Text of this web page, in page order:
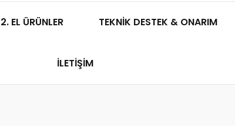
2. EL ÜRÜNLER TEKNIK DESTEK & ONARIM
İLETIŞIM